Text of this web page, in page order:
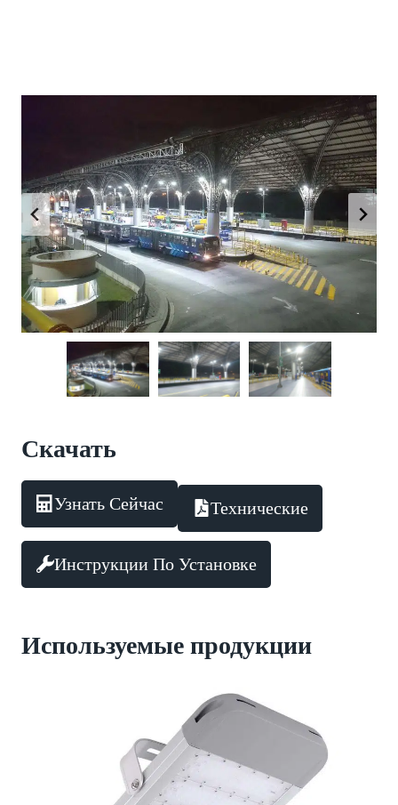
Скачать
Узнать Сейчас Технические
Инструкции По Установке
Используемые продукции